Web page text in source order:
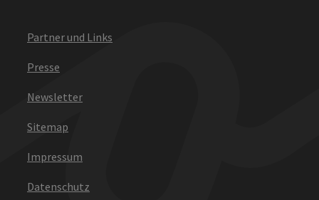
Partner und Links
Presse
Newsletter
Sitemap
Impressum
Datenschutz